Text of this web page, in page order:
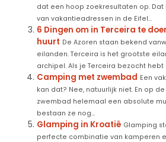
dat een hoop zoekresultaten op.
van vakantieadressen in de Eifel...
6 Dingen om in Terceira te
huurt De Azoren staan bekend
eilanden. Terceira is het grootste
archipel. Als je Terceira bezocht hebt
Camping met zwembad Een
kan dat? Nee, natuurlijk niet. En op
zwembad helemaal een absolute
bestaan ze nog...
Glamping in Kroatië Glamping
perfecte combinatie van kamperen